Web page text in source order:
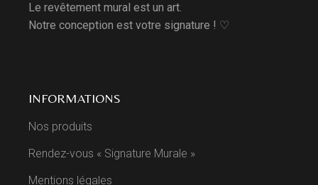
Le revêtement mural est un art.
Notre conception est votre signature ! ♡
INFORMATIONS
Nos produits
Rendez-vous « Signature Murale »
Mentions légales